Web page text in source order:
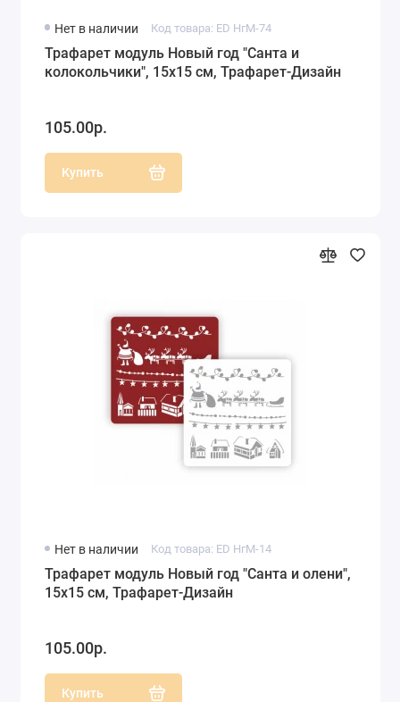
Нет в наличии Код товара: ED НгМ-74
Трафарет модуль Новый год "Санта и
колокольчики", 15х15 см, Трафарет-Дизайн
105.00р.
Купить
Нет в наличии Код товара: ED НгМ-14
Трафарет модуль Новый год "Санта и олени",
15х15 см, Трафарет-Дизайн
105.00р.
Купить